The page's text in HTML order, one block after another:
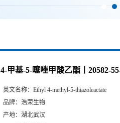
4-甲基-5-噻唑甲酸乙酯丨20582-
英文名称： Ethyl 4-methyl-5-thiazoleactate
品牌： 浩荣生物
产地： 湖北武汉